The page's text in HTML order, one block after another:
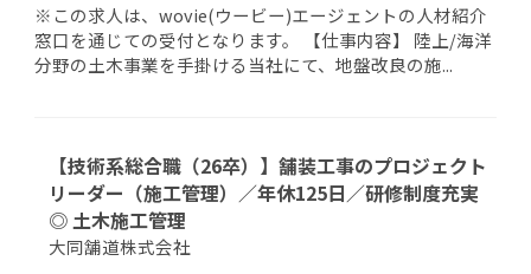
※この求人は、wovie(ウービー)エージェントの人材紹介
窓口を通じての受付となります。 【仕事内容】 陸上/海洋
分野の土木事業を手掛ける当社にて、地盤改良の施...
【技術系総合職（26卒）】舗装工事のプロジェクト
リーダー（施工管理）／年休125日／研修制度充実
◎ 土木施工管理
大同舗道株式会社